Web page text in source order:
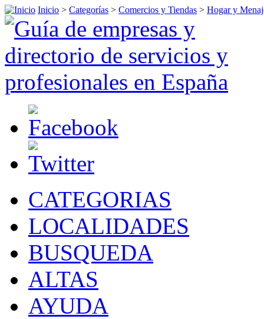
Inicio > Categorías > Comercios y Tiendas > Hogar y
CATEGORIAS
LOCALIDADES
BUSQUEDA
ALTAS
AYUDA